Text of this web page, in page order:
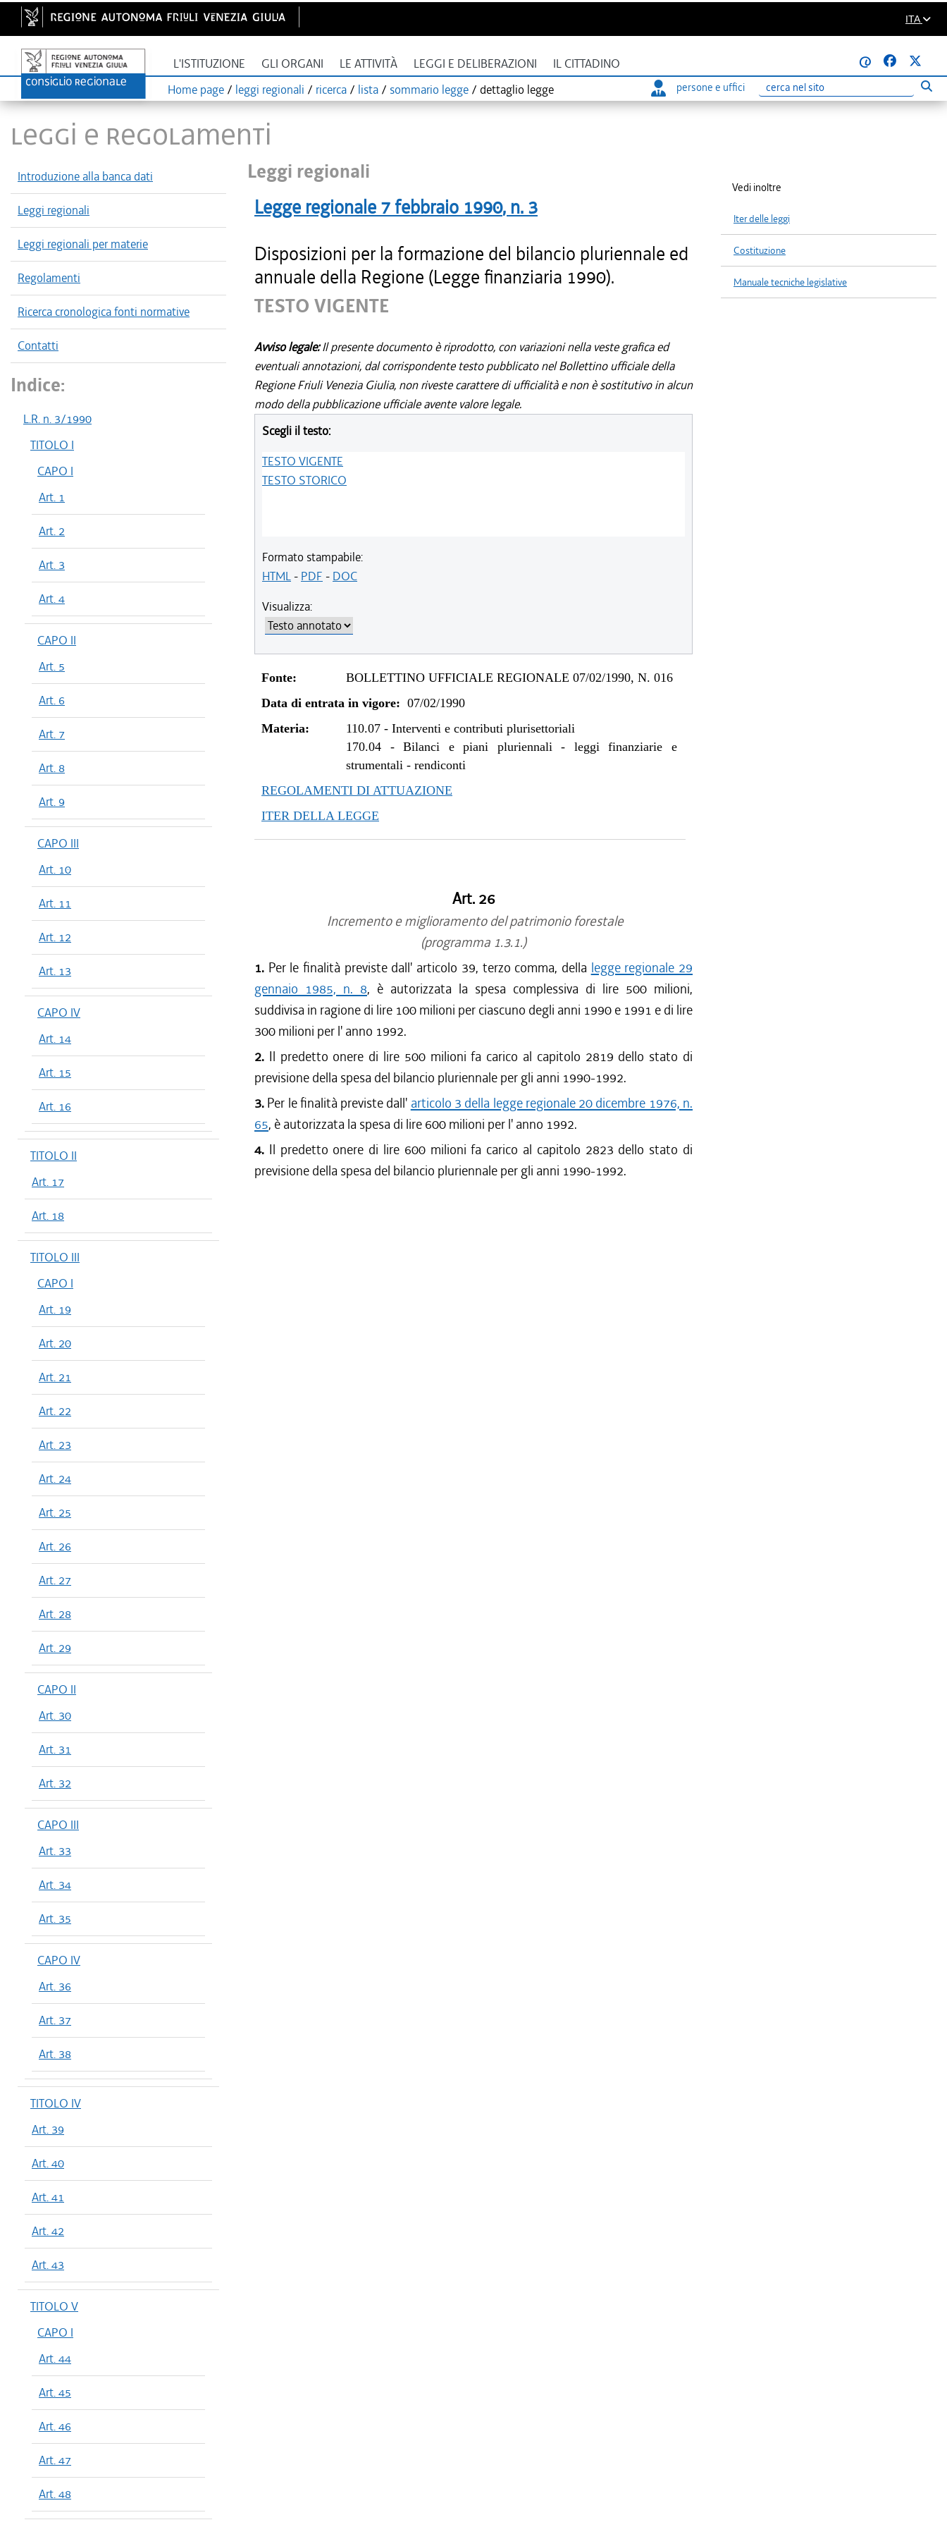
ITA
L'ISTITUZIONE GLI ORGANI LE ATTIVITÀ LEGGI E DELIBERAZIONI IL CITTADINO
@
Home page / leggi regionali / ricerca / lista / sommario legge / dettaglio legge persone e uffici
Ricerca
LEGGI E REGOLAMENTI
Introduzione alla banca dati
Leggi regionali
Leggi regionali per materie
Regolamenti
Ricerca cronologica fonti normative
Contatti
Indice:
L.R. n. 3/1990
TITOLO I
CAPO I
Art. 1
Art. 2
Art. 3
Art. 4
CAPO II
Art. 5
Art. 6
Art. 7
Art. 8
Art. 9
CAPO III
Art. 10
Art. 11
Art. 12
Art. 13
CAPO IV
Art. 14
Art. 15
Art. 16
TITOLO II
Art. 17
Art. 18
TITOLO III
CAPO I
Art. 19
Art. 20
Art. 21
Art. 22
Art. 23
Art. 24
Art. 25
Art. 26
Art. 27
Art. 28
Art. 29
CAPO II
Art. 30
Art. 31
Art. 32
CAPO III
Art. 33
Art. 34
Art. 35
CAPO IV
Art. 36
Art. 37
Art. 38
TITOLO IV
Art. 39
Art. 40
Art. 41
Art. 42
Art. 43
TITOLO V
CAPO I
Art. 44
Art. 45
Art. 46
Art. 47
Art. 48
Leggi regionali
Legge regionale 7 febbraio 1990, n. 3
Disposizioni per la formazione del bilancio pluriennale ed
annuale della Regione (Legge finanziaria 1990).
TESTO VIGENTE
Avviso legale:Il presente documento è riprodotto, con variazioni nella veste grafica ed
eventuali annotazioni, dal corrispondente testo pubblicato nel Bollettino ufficiale della
Regione Friuli Venezia Giulia, non riveste carattere di ufficialità e non è sostitutivo in alcun
modo della pubblicazione ufficiale avente valore legale.
Scegli il testo:
TESTO VIGENTE
TESTO STORICO
Formato stampabile:
HTML- PDF - DOC
Visualizza:
Fonte:
BOLLETTINO UFFICIALE REGIONALE 07/02/1990, N. 016
Data di entrata in vigore: 07/02/1990
Materia:
110.07 -Interventi e contributi plurisettoriali
170.04 -Bilanci e piani pluriennali - leggi finanziarie e
strumentali - rendiconti
REGOLAMENTI DI ATTUAZIONE
ITER DELLA LEGGE
Art. 26
Incremento e miglioramento del patrimonio forestale
(programma 1.3.1.)
1. Per le finalità previste dall' articolo 39, terzo comma, della legge regionale 29
gennaio 1985, n. 8, è autorizzata la spesa complessiva di lire 500 milioni,
suddivisa in ragione di lire 100 milioni per ciascuno degli anni 1990 e 1991 e di lire
300 milioni per l' anno 1992.
2. Il predetto onere di lire 500 milioni fa carico al capitolo 2819 dello stato di
previsione della spesa del bilancio pluriennale per gli anni 1990-1992.
3. Per le finalità previste dall' articolo 3 della legge regionale 20 dicembre 1976, n.
65, è autorizzata la spesa di lire 600 milioni per l' anno 1992.
4. Il predetto onere di lire 600 milioni fa carico al capitolo 2823 dello stato di
previsione della spesa del bilancio pluriennale per gli anni 1990-1992.
Vedi inoltre
Iter delle leggi
Costituzione
Manuale tecniche legislative